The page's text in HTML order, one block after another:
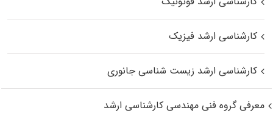
کارشناسی ارشد فیزیک
کارشناسی ارشد زیست‌ شناسی جانوری
معرفی گروه فنی مهندسی کارشناسی ارشد